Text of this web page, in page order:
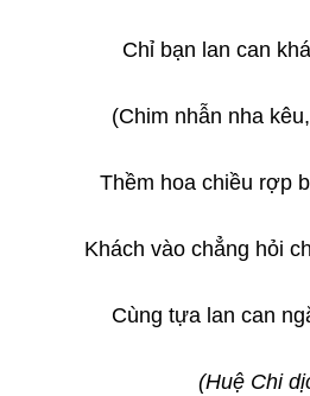
Chỉ bạn lan can
(Chim nhẫn nha
Thềm hoa chiều rợp
Khách vào chẳng hỏi
Cùng tựa lan can
(Huệ Chi